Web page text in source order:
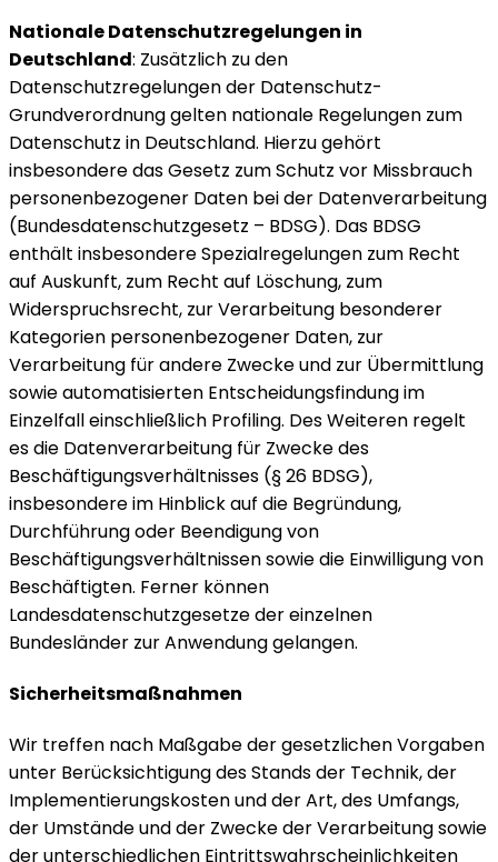
Nationale Datenschutzregelungen in
Deutschland: Zusätzlich zu den
Datenschutzregelungen der Datenschutz-
Grundverordnung gelten nationale Regelungen zum
Datenschutz in Deutschland. Hierzu gehört
insbesondere das Gesetz zum Schutz vor Missbrauch
personenbezogener Daten bei der Datenverarbeitung
(Bundesdatenschutzgesetz – BDSG). Das BDSG
enthält insbesondere Spezialregelungen zum Recht
auf Auskunft, zum Recht auf Löschung, zum
Widerspruchsrecht, zur Verarbeitung besonderer
Kategorien personenbezogener Daten, zur
Verarbeitung für andere Zwecke und zur Übermittlung
sowie automatisierten Entscheidungsfindung im
Einzelfall einschließlich Profiling. Des Weiteren regelt
es die Datenverarbeitung für Zwecke des
Beschäftigungsverhältnisses (§ 26 BDSG),
insbesondere im Hinblick auf die Begründung,
Durchführung oder Beendigung von
Beschäftigungsverhältnissen sowie die Einwilligung von
Beschäftigten. Ferner können
Landesdatenschutzgesetze der einzelnen
Bundesländer zur Anwendung gelangen.
Sicherheitsmaßnahmen
Wir treffen nach Maßgabe der gesetzlichen Vorgaben
unter Berücksichtigung des Stands der Technik, der
Implementierungskosten und der Art, des Umfangs,
der Umstände und der Zwecke der Verarbeitung sowie
der unterschiedlichen Eintrittswahrscheinlichkeiten